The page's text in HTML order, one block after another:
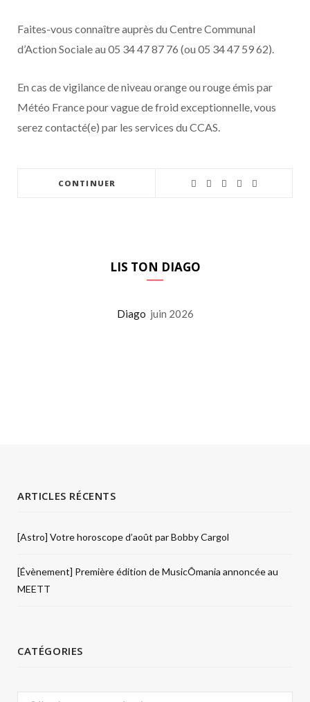
Faites-vous connaître auprès du Centre Communal
d’Action Sociale au 05 34 47 87 76 (ou 05 34 47 59 62).
En cas de vigilance de niveau orange ou rouge émis par
Météo France pour vague de froid exceptionnelle, vous
serez contacté(e) par les services du CCAS.
CONTINUER
LIS TON DIAGO
Diago juin 2026
ARTICLES RÉCENTS
[Astro] Votre horoscope d’août par Bobby Cargol
[Évènement] Première édition de MusicÔmania annoncée au
MEETT
CATÉGORIES